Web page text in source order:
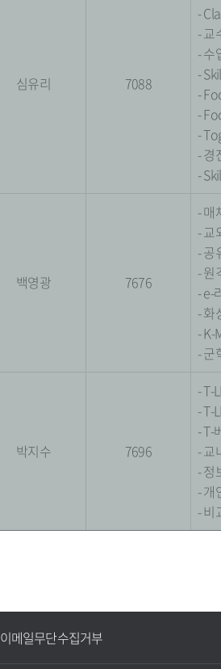
심유리 7088
-
- 교
- 수
-
-
-
-
- 경
-
백영광 7676
- 매
- 교
- 공
- 원
- e-
- 화
- K-
- 군
박지수 7696
- T-
- T-
- T-
- 교
- 정
- 개
- 비
이메일무단수집거부